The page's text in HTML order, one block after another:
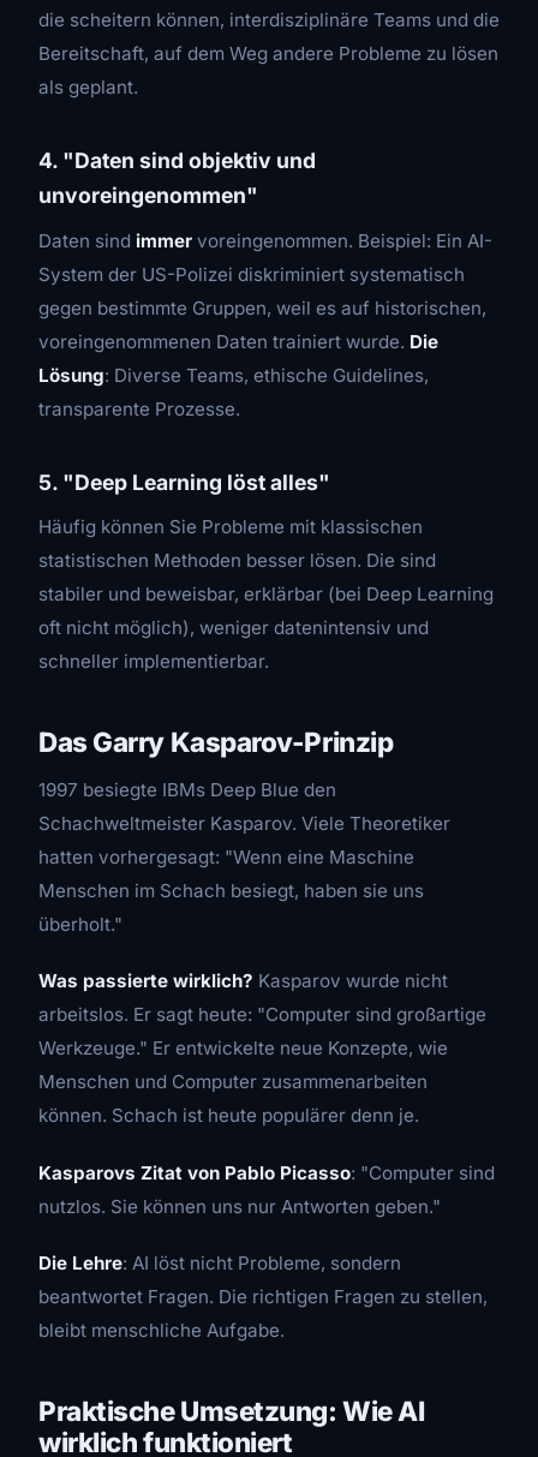
die scheitern können, interdisziplinäre Teams und die
Bereitschaft, auf dem Weg andere Probleme zu lösen
als geplant.
4. "Daten sind objektiv und
unvoreingenommen"
Daten sind immer voreingenommen. Beispiel: Ein AI-
System der US-Polizei diskriminiert systematisch
gegen bestimmte Gruppen, weil es auf historischen,
voreingenommenen Daten trainiert wurde. Die
Lösung: Diverse Teams, ethische Guidelines,
transparente Prozesse.
5. "Deep Learning löst alles"
Häufig können Sie Probleme mit klassischen
statistischen Methoden besser lösen. Die sind
stabiler und beweisbar, erklärbar (bei Deep Learning
oft nicht möglich), weniger datenintensiv und
schneller implementierbar.
Das Garry Kasparov-Prinzip
1997 besiegte IBMs Deep Blue den
Schachweltmeister Kasparov. Viele Theoretiker
hatten vorhergesagt: "Wenn eine Maschine
Menschen im Schach besiegt, haben sie uns
überholt."
Was passierte wirklich? Kasparov wurde nicht
arbeitslos. Er sagt heute: "Computer sind großartige
Werkzeuge." Er entwickelte neue Konzepte, wie
Menschen und Computer zusammenarbeiten
können. Schach ist heute populärer denn je.
Kasparovs Zitat von Pablo Picasso: "Computer sind
nutzlos. Sie können uns nur Antworten geben."
Die Lehre: AI löst nicht Probleme, sondern
beantwortet Fragen. Die richtigen Fragen zu stellen,
bleibt menschliche Aufgabe.
Praktische Umsetzung: Wie AI
wirklich funktioniert